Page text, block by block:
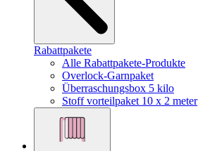
Rabattpakete
Alle Rabattpakete-Produkte
Overlock-Garnpaket
Überraschungsbox 5 kilo
Stoff vorteilpaket 10 x 2 meter